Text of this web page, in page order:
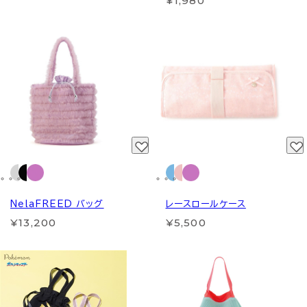
NelaFREED バッグ
¥13,200
レースロールケース
¥5,500